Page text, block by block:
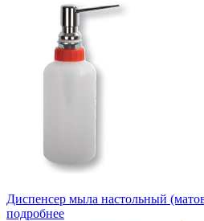
Диспенсер мыла настольный
подробнее